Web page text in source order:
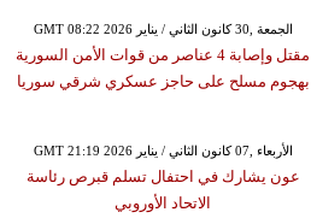
GMT 08:22 2026 الجمعة ,30 كانون الثاني / يناير
مقتل وإصابة 4 عناصر من قوات الأمن السورية
بهجوم مسلح على حاجز عسكري شرقي سوريا
GMT 21:19 2026 الأربعاء ,07 كانون الثاني / يناير
عون يشارك في احتفال تسلم قبرص رئاسة
الاتحاد الأوروبي